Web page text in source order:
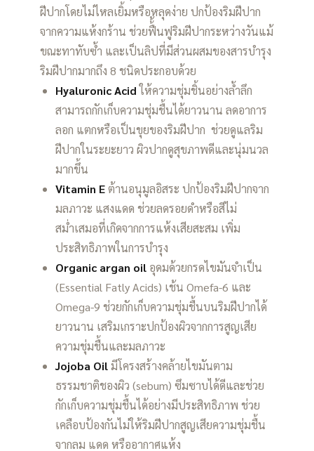
ฝีปากโดยไม่ไหลเยิ้มหรือหลุดง่าย ปกป้องริมฝีปาก
จากความแห้งกร้าน ช่วยฟื้้นฟูริมฝีปากระหว่างวันแม้
ขณะทาทับซ้ำ และเป็นลิปที่มีส่วนผสมของสารบำรุง
ริมฝีปากมากถึง 8 ชนิดประกอบด้วย
Hyaluronic Acidให้ความชุ่มชิ้นอย่างล้ำลึก
สามารถกักเก็บความชุ่มชื้นได้ยาวนาน ลดอาการ
ลอก แตกหรือเป็นขุยของริมฝีปาก ช่วยดูแลริม
ฝีปากในระยะยาว ผิวปากดูสุขภาพดีและนุ่มนวล
มากขึ้น
Vitamin Eต้านอนุมูลอิสระ ปกป้องริมฝีปากจาก
มลภาวะ แสงแดด ช่วยลดรอยดำหรือสีไม่
สม่ำเสมอที่เกิดจากการแห้งเสียสะสม เพิ่ม
ประสิทธิภาพในการบำรุง
Organic argan oil อุดมด้วยกรดไขมันจำเป็น
(Essential Fatly Acids) เช้น Omefa-6 และ
Omega-9 ช่วยกักเก็บความชุ่มชื้นบนริมฝีปากได้
ยาวนาน เสริมเกราะปกป้องผิวจากการสูญเสีย
ความชุ่มชื้นและมลภาวะ
Jojoba Oilมีโครงสร้างคล้ายไขมันตาม
ธรรมชาติชองผิว (sebum) ซึมซาบได้ดีและช่วย
กักเก็บความชุ่มชื้นได้อย่างมีประสิทธิภาพ ช่วย
เคลือบป้องกันไม่ให้ริมฝีปากสูญเสียความชุ่มชื้น
จากลม แดด หรืออากาศแห้ง